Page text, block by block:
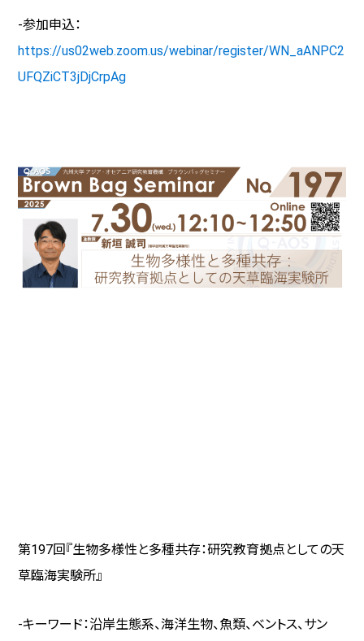
-参加申込：
https://us02web.zoom.us/webinar/register/WN_aANPC2
UFQZiCT3jDjCrpAg
第197回『生物多様性と多種共存：研究教育拠点としての天
草臨海実験所』
-キーワード：沿岸生態系、海洋生物、魚類、ベントス、サン